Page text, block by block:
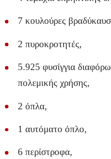
7 κουλούρες
2 πυροκροτητές,
5.925 φυσίγγια
πολεμικής χρήσης,
2 όπλα,
1 αυτόματο όπλο,
6 περίστροφα,